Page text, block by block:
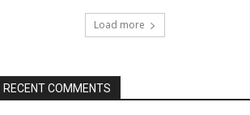
Load more
RECENT COMMENTS